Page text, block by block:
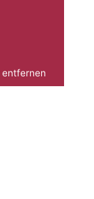
entfernen